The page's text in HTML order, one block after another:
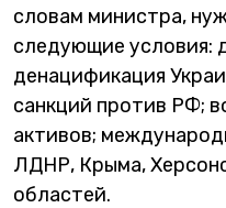
словам министра,
следующие условия:
денацификация
санкций против РФ;
активов;
ЛДНР, Крыма,
областей.